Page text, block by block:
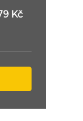
Kč